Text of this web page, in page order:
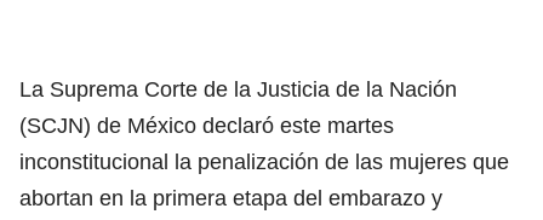
La Suprema Corte de la Justicia de la Nación
(SCJN) de México declaró este martes
inconstitucional la penalización de las mujeres que
abortan en la primera etapa del embarazo y